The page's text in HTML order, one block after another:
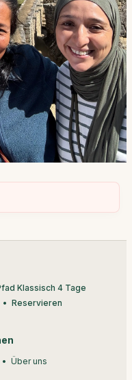
Klassisch 4 Tage
Reservieren
Über uns